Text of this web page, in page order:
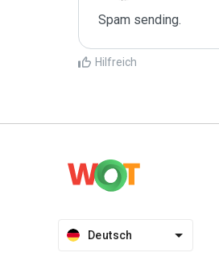
Spam sending.
Hilfreich
Deutsch